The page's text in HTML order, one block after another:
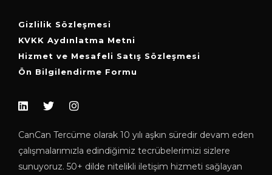
Gizlilik Sözleşmesi
KVKK Aydınlatma Metni
Hizmet ve Mesafeli Satış Sözleşmesi
Ön Bilgilendirme Formu
CanCan Tercüme olarak 10 yılı aşkın süredir devam eden
çalışmalarımızla edindiğimiz tecrübelerimizi sizlere
sunuyoruz. 50+ dilde nitelikli iletişim hizmeti sağlayan